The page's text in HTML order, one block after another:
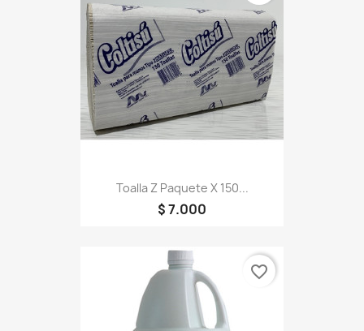
Toalla Z Paquete X 150...
$ 7.000
favorite_border